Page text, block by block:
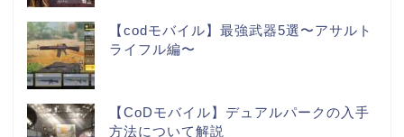
【codモバイル】最強武器5選〜アサルト
ライフル編〜
【CoDモバイル】デュアルパークの入手
方法について解説